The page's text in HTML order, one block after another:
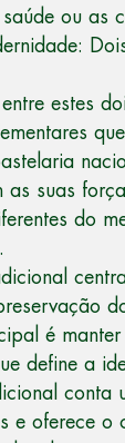
ou as
estes
as suas
do
é manter
define a
conta
e oferece o